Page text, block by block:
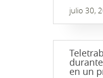
julio 30,
en un